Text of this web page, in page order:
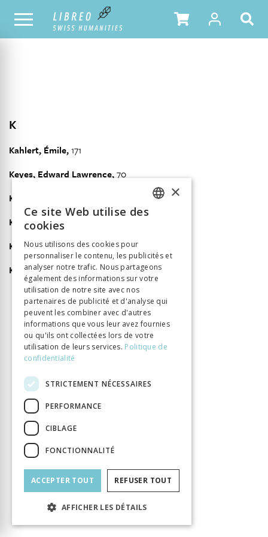
NOTRE CATALOGUE TABLE DES MATIÈRES
K
Kahlert, Émile,171
Keyes, Edward Lawrence,70
Kiffer, Bernard,
Koenig, René,
Krebs, Albert,396
Kummer, Ernest-Frédéric,57, 148, 427
INFORMATION
Auteur Bajeux Camille Gardey Delphine
9782940527328
Langue
Nombre de pages
Parution
Type de livre
Monographie
ITALIAN
×
Ce site Web utilise des
cookies
Nous utilisons des cookies pour
personnaliser le contenu, les publicités et
analyser notre trafic. Nous partageons
également des informations sur votre
utilisation de notre site avec nos
partenaires de publicité et d'analyse qui
peuvent les combiner avec d'autres
informations que vous leur avez fournies
ou qu'ils ont collectées lors de votre
utilisation de leurs services. Politique de
confidentialité
STRICTEMENT NÉCESSAIRES
PERFORMANCE
CIBLAGE
FONCTIONNALITÉ
ACCEPTER TOUT REFUSER TOUT
AFFICHER LES DÉTAILS